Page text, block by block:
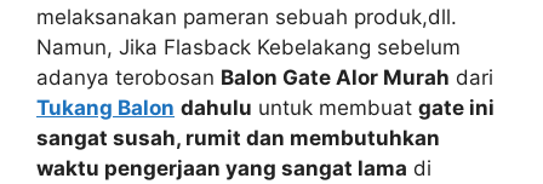
melaksanakan pameran sebuah produk,dll.
Namun, Jika Flasback Kebelakang sebelum
adanya terobosan Balon Gate Alor Murah dari
Tukang Balon dahulu untuk membuat gate ini
sangat susah, rumit dan membutuhkan
waktu pengerjaan yang sangat lama di